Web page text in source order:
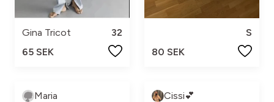
Gina Tricot
32
65 SEK
S
80 SEK
Maria Cissi💕